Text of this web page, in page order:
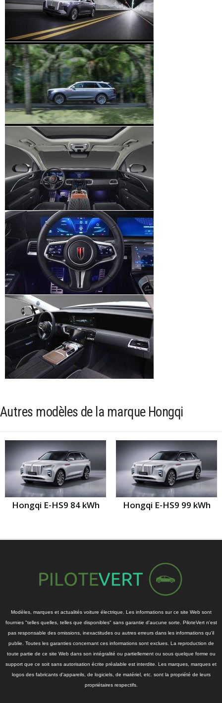
Autres modèles de la marque Hongqi
Hongqi E-HS9 84 kWh Hongqi E-HS9 99 kWh
Modèles, marques et actualités voiture électrique. Les informations sur ce site Web sont
fournies "telles quelles, telles que disponibles" sans garantie d'aucune sorte. PiloteVert n'est
pas responsable des omissions, inexactitudes ou autres erreurs dans les informations qu'il
publie. Toutes les garanties concernant ces informations sont exclues. La reproduction de
toute partie de ce site Web dans son intégralité ou partiellement ou sous quelque forme ou
support que ce soit sans autorisation écrite préalable est interdite. Les marques, marques et
logos des fabricants d'appareils, de logiciels, de matériel, etc. sont la propriété de leurs
propriétaires respectifs.